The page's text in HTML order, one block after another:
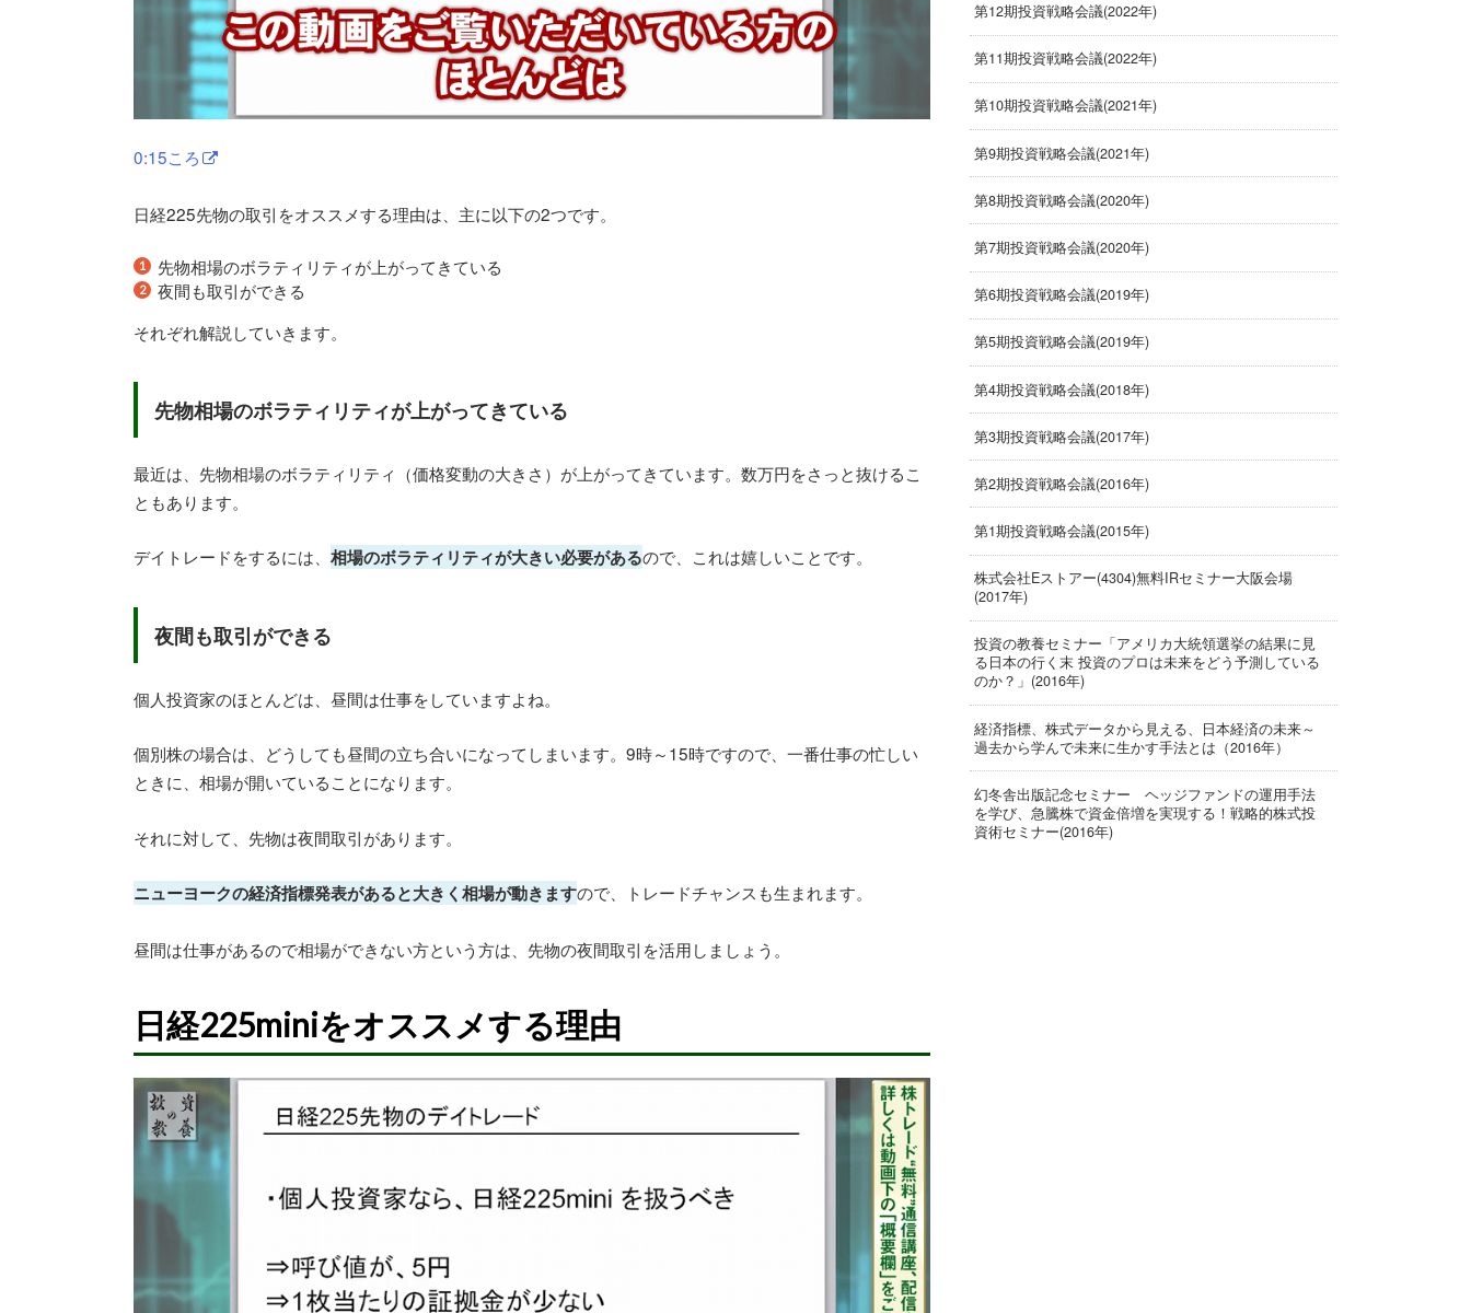
0:15ころ
日経225先物の取引をオススメする理由は、主に以下の2つです。
先物相場のボラティリティが上がってきている
夜間も取引ができる
それぞれ解説していきます。
先物相場のボラティリティが上がってきている
最近は、先物相場のボラティリティ（価格変動の大きさ）が上がってきています。数万円をさっと抜けるこ
ともあります。
デイトレードをするには、 相場のボラティリティが大きい必要があるので、これは嬉しいことです。
夜間も取引ができる
個人投資家のほとんどは、昼間は仕事をしていますよね。
個別株の場合は、どうしても昼間の立ち合いになってしまいます。9時～15時ですので、一番仕事の忙しい
ときに、相場が開いていることになります。
それに対して、先物は夜間取引があります。
ニューヨークの経済指標発表があると大きく相場が動きますので、トレードチャンスも生まれます。
昼間は仕事があるので相場ができない方という方は、先物の夜間取引を活用しましょう。
日経225miniをオススメする理由
第12期投資戦略会議(2022年)
第11期投資戦略会議(2022年)
第10期投資戦略会議(2021年)
第9期投資戦略会議(2021年)
第8期投資戦略会議(2020年)
第7期投資戦略会議(2020年)
第6期投資戦略会議(2019年)
第5期投資戦略会議(2019年)
第4期投資戦略会議(2018年)
第3期投資戦略会議(2017年)
第2期投資戦略会議(2016年)
第1期投資戦略会議(2015年)
株式会社Eストアー(4304)無料IRセミナー大阪会場
(2017年)
投資の教養セミナー「アメリカ大統領選挙の結果に見
る日本の行く末 投資のプロは未来をどう予測している
のか？」(2016年)
経済指標、株式データから見える、日本経済の未来～
過去から学んで未来に生かす手法とは（2016年）
幻冬舎出版記念セミナー ヘッジファンドの運用手法
を学び、急騰株で資金倍増を実現する！戦略的株式投
資術セミナー(2016年)